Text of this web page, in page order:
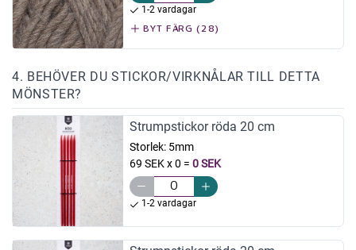
1-2 vardagar
BYT FÄRG (28)
4. BEHÖVER DU STICKOR/VIRKNÅLAR TILL DETTA
MÖNSTER?
Strumpstickor röda 20 cm
Storlek: 5mm
69 SEK x 0 = 0 SEK
1-2 vardagar